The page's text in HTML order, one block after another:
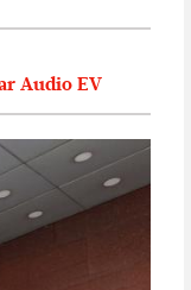
Audio EV